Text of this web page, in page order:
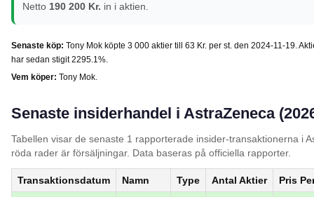
Netto 190 200 Kr. in i aktien.
Senaste köp: Tony Mok köpte 3 000 aktier till 63 Kr. per st. den 2024-11-19.
har sedan stigit 2295.1%.
Vem köper: Tony Mok.
Senaste insiderhandel i AstraZeneca
Tabellen visar de senaste 1 rapporterade insider-transaktionerna i
röda rader är försäljningar. Data baseras på officiella rapporter.
Transaktionsdatum Namn Type Antal Aktier Pris